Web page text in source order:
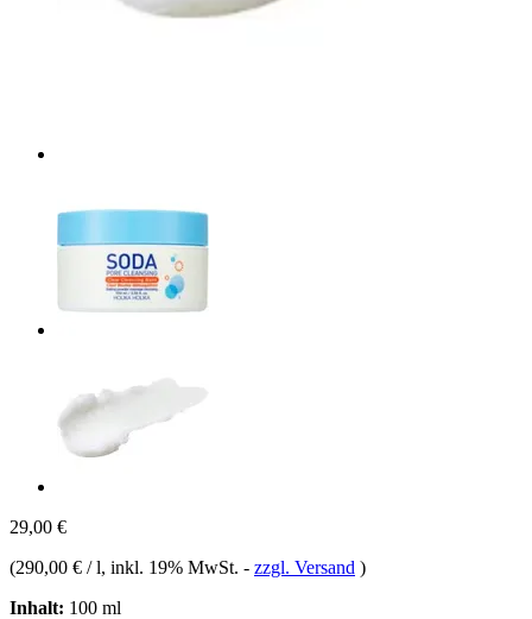
29,00 €
(290,00 € / l, inkl. 19% MwSt. - zzgl. Versand )
Inhalt: 100 ml